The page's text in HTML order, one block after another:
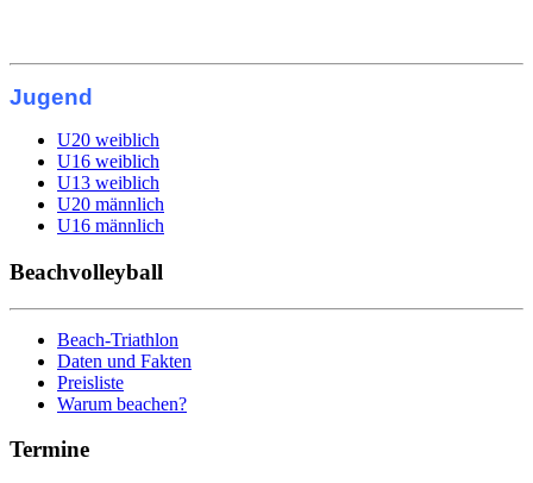
Jugend
U20 weiblich
U16 weiblich
U13 weiblich
U20 männlich
U16 männlich
Beachvolleyball
Beach-Triathlon
Daten und Fakten
Preisliste
Warum beachen?
Termine